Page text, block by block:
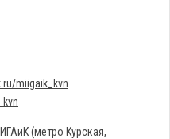
miigaik_kvn
(метро Курская,